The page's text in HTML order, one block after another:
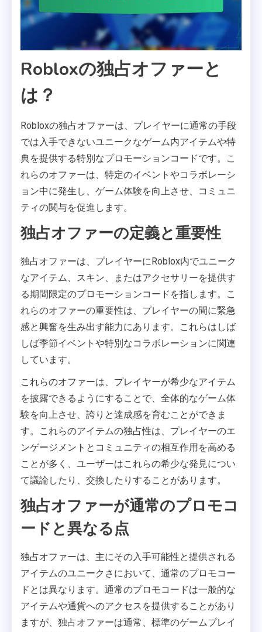
Robloxの独占オファーと
は？
Robloxの独占オファーは、プレイヤーに通常の手段
では入手できないユニークなゲーム内アイテムや特
典を提供する特別なプロモーションコードです。こ
れらのオファーは、特定のイベントやコラボレーシ
ョン中に発生し、ゲーム体験を向上させ、コミュニ
ティの関与を促進します。
独占オファーの定義と重要性
独占オファーは、プレイヤーにRoblox内でユニーク
なアイテム、スキン、またはアクセサリーを提供す
る期間限定のプロモーションコードを指します。こ
れらのオファーの重要性は、プレイヤーの間に緊急
感と興奮を生み出す能力にあります。これらはしば
しば季節イベントや特別なコラボレーションに関連
しています。
これらのオファーは、プレイヤーが希少なアイテム
を披露できるようにすることで、全体的なゲーム体
験を向上させ、誇りと達成感を育むことができま
す。これらのアイテムの独占性は、プレイヤーのエ
ンゲージメントとコミュニティの相互作用を高める
ことが多く、ユーザーはこれらの希少な発見につい
て議論したり、交換したりすることがあります。
独占オファーが通常のプロモコ
ードと異なる点
独占オファーは、主にその入手可能性と提供される
アイテムのユニークさにおいて、通常のプロモコー
ドとは異なります。通常のプロモコードは一般的な
アイテムや通貨へのアクセスを提供することがあり
ますが、独占オファーは通常、標準のゲームプレイ